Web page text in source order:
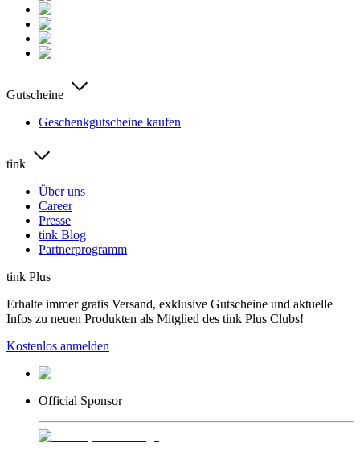
Gutscheine
Geschenkgutscheine kaufen
tink
Über uns
Career
Presse
tink Blog
Partnerprogramm
tink Plus
Erhalte immer gratis Versand, exklusive Gutscheine und aktuelle
Infos zu neuen Produkten als Mitglied des tink Plus Clubs!
Kostenlos anmelden
Official Sponsor